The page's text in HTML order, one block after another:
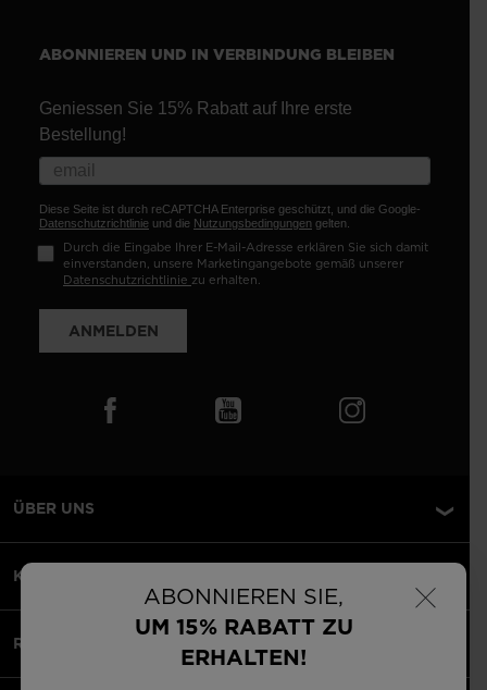
×
ABONNIEREN SIE,
UM 15% RABATT ZU
ERHALTEN!
ABONNIEREN UND IN VERBINDUNG BLEIBEN
Geniessen Sie 15% Rabatt auf Ihre erste
Bestellung!
Diese Seite ist durch reCAPTCHA Enterprise geschützt, und die Google-
Datenschutzrichtlinie und die Nutzungsbedingungen gelten.
Durch die Eingabe Ihrer E-Mail-Adresse erklären Sie sich damit
einverstanden, unsere Marketingangebote gemäß unserer
Datenschutzrichtlinie zu erhalten.
ANMELDEN
ÜBER UNS
KUNDENSERVICE
RECHTLICHES